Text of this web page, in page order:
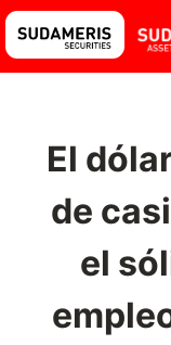
El
de
el